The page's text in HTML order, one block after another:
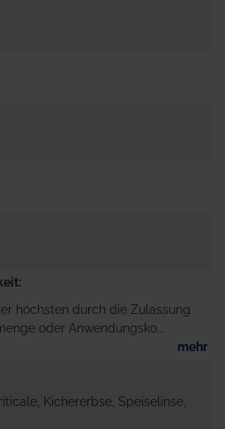
höchsten durch die Zulassung
oder Anwendungsko...
mehr
Kichererbse, Speiselinse,